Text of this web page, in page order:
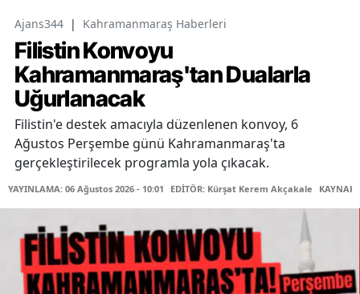
Ajans344 | Kahramanmaraş Haberleri
Filistin Konvoyu
Kahramanmaraş'tan Dualarla
Uğurlanacak
Filistin'e destek amacıyla düzenlenen konvoy, 6
Ağustos Perşembe günü Kahramanmaraş'ta
gerçekleştirilecek programla yola çıkacak.
YAYINLAMA: 06 Ağustos 2026 - 10:01 EDİTÖR: Kürşat Kerem Akçakale